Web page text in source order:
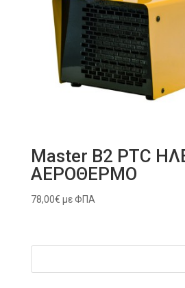
Master B2 PTC
ΑΕΡΟΘΕΡΜΟ
78,00€ με ΦΠΑ